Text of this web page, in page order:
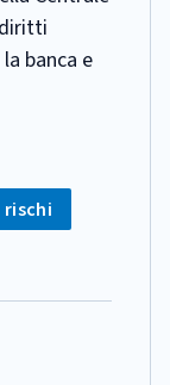
banca e
rischi